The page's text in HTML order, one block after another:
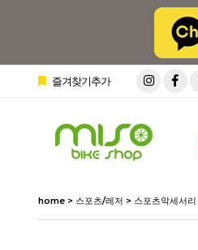
즐겨찾기추가
home > 스포츠/레저 > 스포츠악세서리